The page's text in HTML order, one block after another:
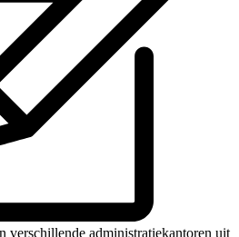
verschillende administratiekantoren uit